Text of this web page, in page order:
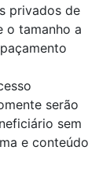
privados de
o tamanho a
serão
sem
e conteúdo